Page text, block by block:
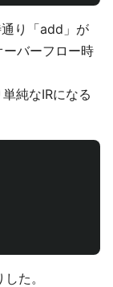
り「add」が
バーフロー時
純なIRになる
た。